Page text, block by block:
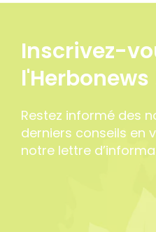
Inscrivez-
l'Herbonews
Restez informé des
derniers conseils en
notre lettre